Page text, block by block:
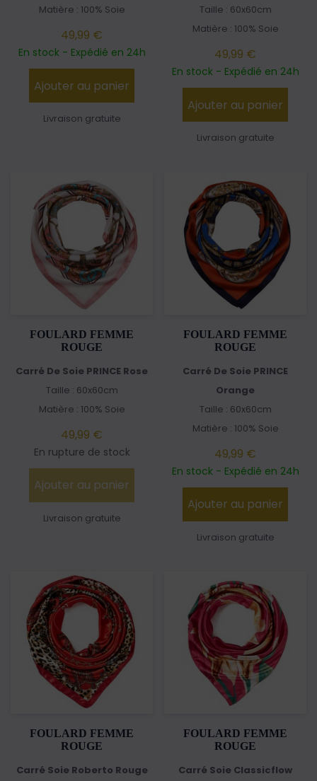
Matière : 100% Soie
49,99 €
En stock - Expédié en 24h
Ajouter au panier
Livraison gratuite
Taille : 60x60cm
Matière : 100% Soie
49,99 €
En stock - Expédié en 24h
Ajouter au panier
Livraison gratuite
FOULARD FEMME
ROUGE
Carré De Soie PRINCE Rose
Taille : 60x60cm
Matière : 100% Soie
49,99 €
En rupture de stock
Ajouter au panier
Livraison gratuite
FOULARD FEMME
ROUGE
Carré De Soie PRINCE
Orange
Taille : 60x60cm
Matière : 100% Soie
49,99 €
En stock - Expédié en 24h
Ajouter au panier
Livraison gratuite
FOULARD FEMME
ROUGE
Carré Soie Roberto Rouge
FOULARD FEMME
ROUGE
Carré Soie Classicflow